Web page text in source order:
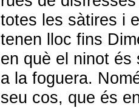
totes les sàtires i
tenen lloc fins
en què el ninot és
a la foguera.
seu cos, que és